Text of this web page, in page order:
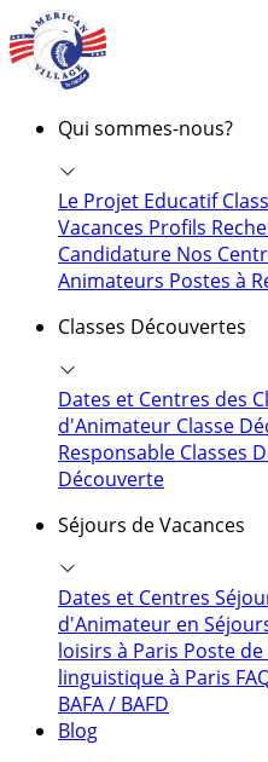
Qui sommes-nous?
Le Projet Educatif
Vacances Profils
Candidature Nos
Animateurs Postes à
Classes Découvertes
Dates et Centres des
d'Animateur Classe
Responsable Classes
Découverte
Séjours de Vacances
Dates et Centres
d'Animateur en
loisirs à Paris Poste
linguistique à Paris
BAFA / BAFD
Blog